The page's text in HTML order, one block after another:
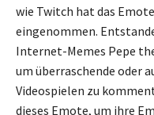
wie Twitch hat das
eingenommen.
Internet-Memes Pepe
um überraschende oder
Videospielen zu
dieses Emote, um ihre